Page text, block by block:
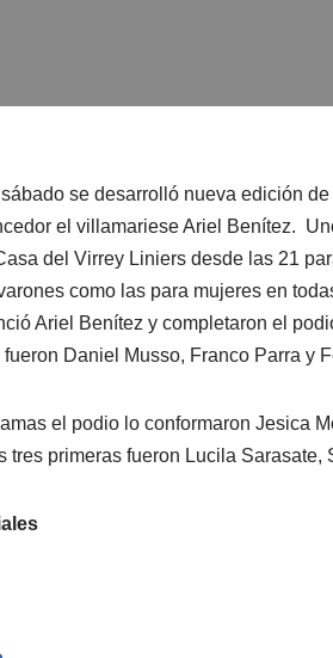
se desarrolló nueva edición
el villamariese Ariel Benítez.
del Virrey Liniers desde las 21
como las para mujeres en
Ariel Benítez y completaron el
fueron Daniel Musso, Franco Parra y
el podio lo conformaron Jesica
tres primeras fueron Lucila Sarasate,